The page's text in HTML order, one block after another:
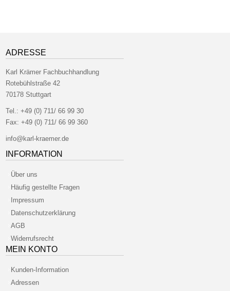
ADRESSE
Karl Krämer Fachbuchhandlung
Rotebühlstraße 42
70178 Stuttgart
Tel.:+49 (0) 711/ 66 99 30
Fax: +49 (0) 711/ 66 99 360
info@karl-kraemer.de
INFORMATION
Über uns
Häufig gestellte Fragen
Impressum
Datenschutzerklärung
AGB
Widerrufsrecht
MEIN KONTO
Kunden-Information
Adressen